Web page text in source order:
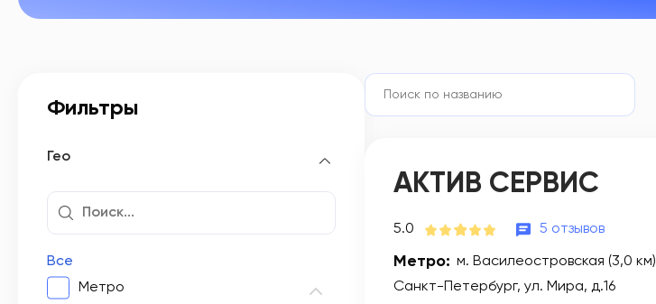
Фильтры
Гео
Все
Метро
АКТИВ СЕРВИС
5.0 5 отзывов
Метро: м. Василеостровская (3,0 км)
Санкт-Петербург, ул. Мира, д.16